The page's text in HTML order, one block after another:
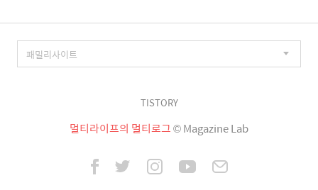
TISTORY
멀티라이프의 멀티로그© Magazine Lab